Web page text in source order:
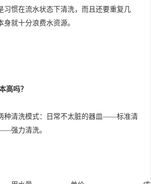
习惯在流水状态下清洗，而且还要重复几
就十分浪费水资源。
高吗？
种清洗模式：日常不太脏的器皿——标准清
强力清洗。